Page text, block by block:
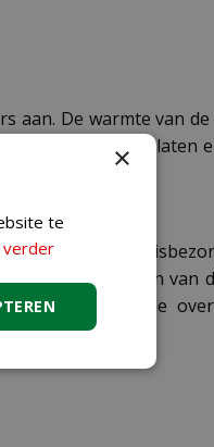
De warmte van de
achter te laten
levensduur.
en laat het
bij het maken van
meer informatie
×
te
verder